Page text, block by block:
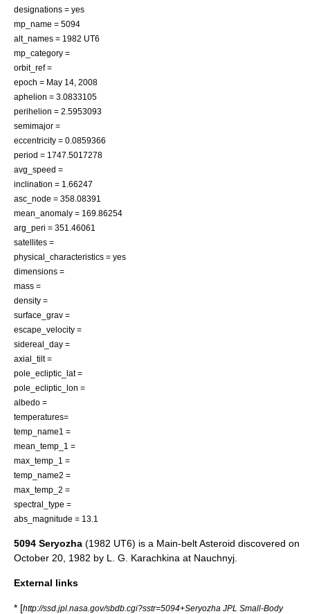
designations = yes
mp_name = 5094
alt_names = 1982 UT6
mp_category =
orbit_ref =
epoch = May 14 2008
aphelion = 3.0833105
perihelion = 2.5953093
semimajor =
eccentricity = 0.0859366
period = 1747.5017278
avg_speed =
inclination = 1.66247
asc_node = 358.08391
mean_anomaly = 169.86254
arg_peri = 351.46061
satellites =
physical_characteristics = yes
dimensions =
mass =
density =
surface_grav =
escape_velocity =
sidereal_day =
axial_tilt =
pole_ecliptic_lat =
pole_ecliptic_lon =
albedo =
temperatures=
temp_name1 =
mean_temp_1 =
max_temp_1 =
temp_name2 =
max_temp_2 =
spectral_type =
abs_magnitude = 13.1
5094 Seryozha (1982 UT6) is a Main-belt Asteroid discovered on
October 20 1982 by L. G. Karachkina at Nauchnyj
External links
* [http://ssd.jpl.nasa.gov/sbdb.cgi?sstr=5094+Seryozha JPL Small-Body